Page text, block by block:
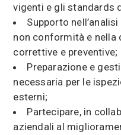
vigenti e gli standards
Supporto
non conformità e nella
correttive e preventive;
Preparazione e
necessaria per le
esterni;
Partecipare, in
aziendali al